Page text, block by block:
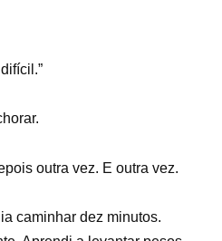
outra vez. E outra vez.
caminhar dez minutos.